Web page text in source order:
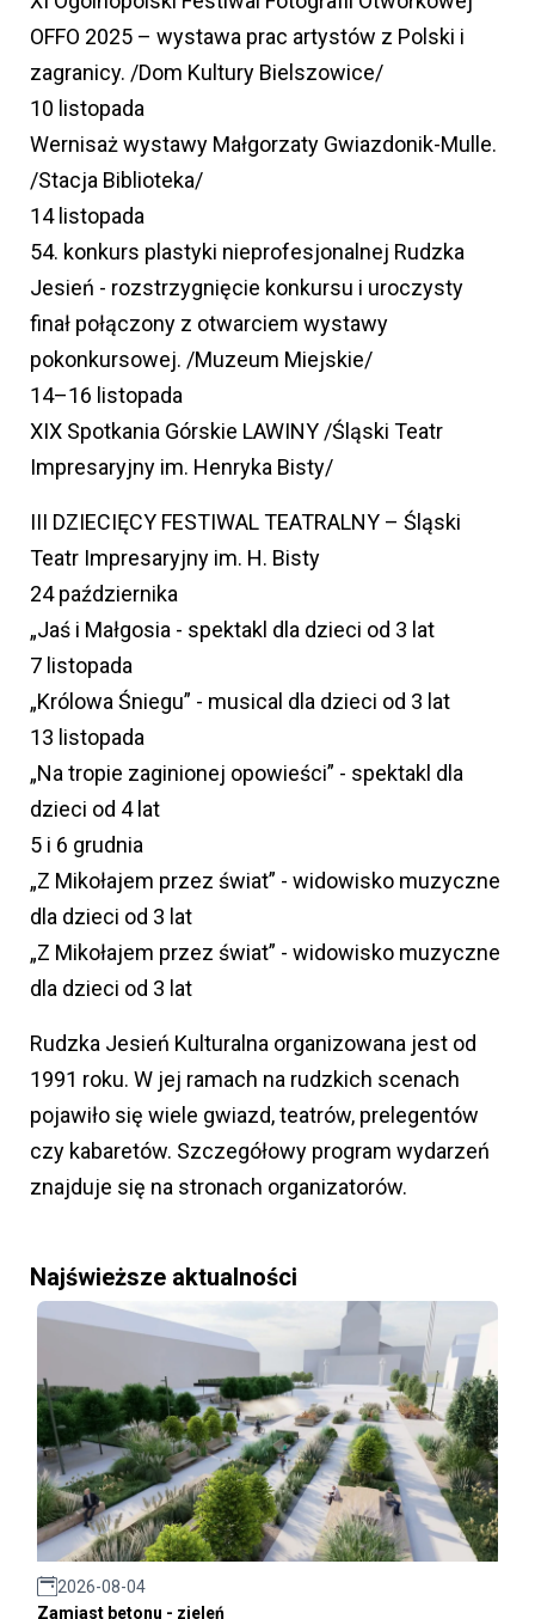
OFFO 2025 – wystawa prac artystów z Polski i
zagranicy. /Dom Kultury Bielszowice/
10 listopada
Wernisaż wystawy Małgorzaty Gwiazdonik-Mulle.
/Stacja Biblioteka/
14 listopada
54. konkurs plastyki nieprofesjonalnej Rudzka
Jesień - rozstrzygnięcie konkursu i uroczysty
finał połączony z otwarciem wystawy
pokonkursowej. /Muzeum Miejskie/
14–16 listopada
XIX Spotkania Górskie LAWINY /Śląski Teatr
Impresaryjny im. Henryka Bisty/
III DZIECIĘCY FESTIWAL TEATRALNY – Śląski
Teatr Impresaryjny im. H. Bisty
24 października
„Jaś i Małgosia - spektakl dla dzieci od 3 lat
7 listopada
„Królowa Śniegu” - musical dla dzieci od 3 lat
13 listopada
„Na tropie zaginionej opowieści” - spektakl dla
dzieci od 4 lat
5 i 6 grudnia
„Z Mikołajem przez świat” - widowisko muzyczne
dla dzieci od 3 lat
„Z Mikołajem przez świat” - widowisko muzyczne
dla dzieci od 3 lat
Rudzka Jesień Kulturalna organizowana jest od
1991 roku. W jej ramach na rudzkich scenach
pojawiło się wiele gwiazd, teatrów, prelegentów
czy kabaretów. Szczegółowy program wydarzeń
znajduje się na stronach organizatorów.
Najświeższe aktualności
2026-08-04
Zamiast betonu - zieleń